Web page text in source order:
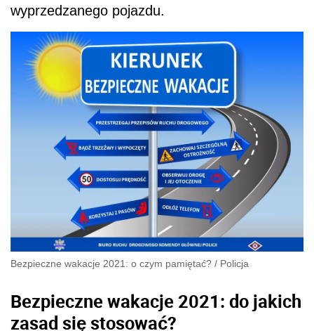
wyprzedzanego pojazdu.
Bezpieczne wakacje 2021: o czym pamiętać? / Policja
Bezpieczne wakacje 2021: do jakich
zasad się stosować?